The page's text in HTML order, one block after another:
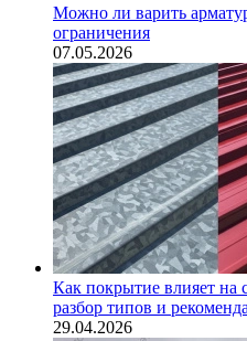
Можно ли варить
ограничения
07.05.2026
Как покрытие влияет на
разбор типов и
29.04.2026